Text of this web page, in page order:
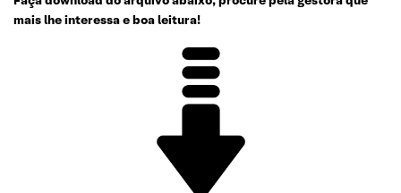
mais lhe interessa e boa leitura!